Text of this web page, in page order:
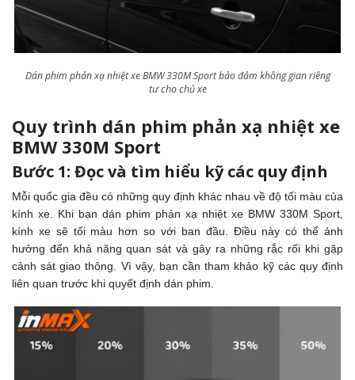
Dán phim phản xạ nhiệt xe BMW 330M Sport bảo đảm không gian riêng
tư cho chủ xe
Quy trình dán phim phản xạ nhiệt xe
BMW 330M Sport
Bước 1: Đọc và tìm hiểu kỹ các quy định
Mỗi quốc gia đều có những quy định khác nhau về độ tối màu của
kính xe. Khi bạn dán phim phản xạ nhiệt xe BMW 330M Sport,
kính xe sẽ tối màu hơn so với ban đầu. Điều này có thể ảnh
hưởng đến khả năng quan sát và gây ra những rắc rối khi gặp
cảnh sát giao thông. Vì vậy, bạn cần tham khảo kỹ các quy định
liên quan trước khi quyết định dán phim.